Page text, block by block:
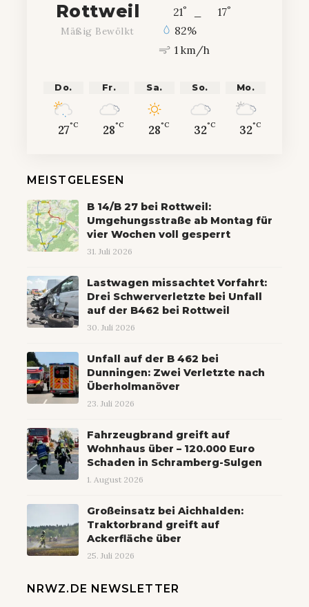
Rottweil
Mäßig Bewölkt
21° 17°
82%
1 km/h
Do.
27°C
Fr.
28°C
Sa.
28°C
So.
32°C
Mo.
32°C
MEISTGELESEN
B 14/B 27 bei Rottweil:
Umgehungsstraße ab Montag für
vier Wochen voll gesperrt
31. Juli 2026
Lastwagen missachtet Vorfahrt:
Drei Schwerverletzte bei Unfall
auf der B462 bei Rottweil
30. Juli 2026
Unfall auf der B 462 bei
Dunningen: Zwei Verletzte nach
Überholmanöver
23. Juli 2026
Fahrzeugbrand greift auf
Wohnhaus über – 120.000 Euro
Schaden in Schramberg-Sulgen
1. August 2026
Großeinsatz bei Aichhalden:
Traktorbrand greift auf
Ackerfläche über
25. Juli 2026
NRWZ.DE NEWSLETTER